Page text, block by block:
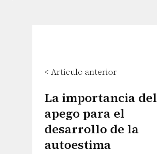
< Artículo anterior
La importancia del
apego para el
desarrollo de la
autoestima